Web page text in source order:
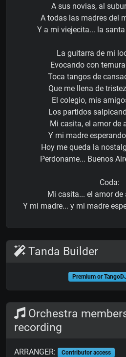
A sus novias, al
A todas las madres del
Y a mi viejecita... la
La guitarra de mi
Evocando con
Toca tangos de
Que me llena de
El colegio, mis
Los partidos
Mi casita, el amor de
Y mi madre
Hoy me queda la
Perdoname... Buenos
Coda:
Mi casita... el amor de
Y mi madre... y mi madre
Tanda Builder
Premium or
Orchestra
recording
ARRANGER: Contributor access